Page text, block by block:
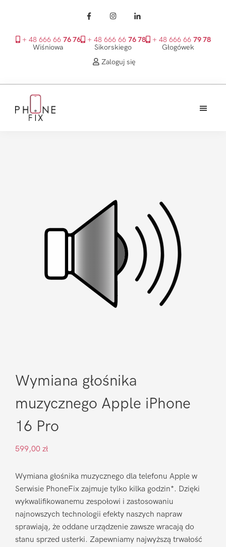
+ 48 666 66 76 76
Wiśniowa
+ 48 666 66 76 78
Sikorskiego
+ 48 666 66 79 78
Głogówek
Zaloguj się
głównego
Wymiana głośnika
muzycznego Apple iPhone
16 Pro
599,00 zł
Wymiana głośnika muzycznego dla telefonu Apple w
Serwisie PhoneFix zajmuje tylko kilka godzin*. Dzięki
wykwalifikowanemu zespołowi i zastosowaniu
najnowszych technologii efekty naszych napraw
sprawiają, że oddane urządzenie zawsze wracają do
stanu sprzed usterki. Zapewniamy najwyższą trwałość